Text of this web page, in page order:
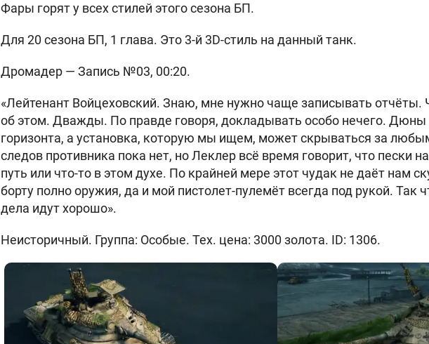
Фары горят у всех стилей этого сезона БП.
Для 20 сезона БП, 1 глава. Это 3-й 3D-стиль на данный танк.
Дромадер — Запись №03, 00:20.
«Лейтенант Войцеховский. Знаю, мне нужно чаще записывать
об этом. Дважды. По правде говоря, докладывать особо нечего. Дюны
горизонта, а установка, которую мы ищем, может скрываться за
следов противника пока нет, но Леклер всё время говорит, что пески
путь или что-то в этом духе. По крайней мере этот чудак не даёт нам
борту полно оружия, да и мой пистолет-пулемёт всегда под рукой. Так
дела идут хорошо».
Неисторичный. Группа: Особые. Тех. цена: 3000 золота. ID: 1306.